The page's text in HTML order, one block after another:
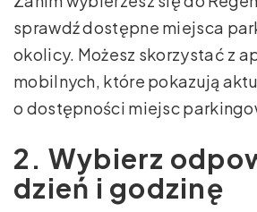
sprawdź dostępne miejsca
okolicy. Możesz skorzystać z
mobilnych, które pokazują
o dostępności miejsc
2. Wybierz
dzień i godzinę